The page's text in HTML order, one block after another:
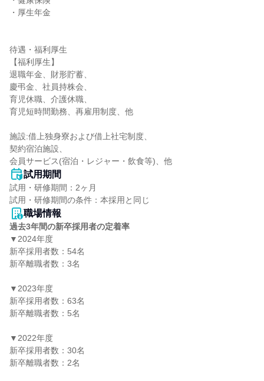
・厚生年金
待遇・福利厚生
【福利厚生】
退職年金、財形貯蓄、
慶弔金、社員持株会、
育児休職、介護休職、
育児短時間勤務、再雇用制度、他
施設:借上独身寮および借上社宅制度、
契約宿泊施設、
会員サービス(宿泊・レジャー・飲食等)、他
試用期間
試用・研修期間：2ヶ月
職場情報
過去3年間の新卒採用者の定着率
▼2024年度
新卒採用者数：54名
新卒離職者数：3名
▼2023年度
新卒採用者数：63名
新卒離職者数：5名
▼2022年度
新卒採用者数：30名
新卒離職者数：2名